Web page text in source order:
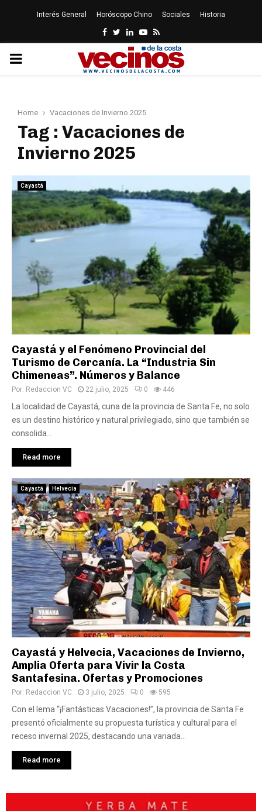
Interés General Horóscopo Chino Sociales Historia
Facebook
Twitter
LinkedinYoutube
Rss
PRIMARY
Home Vacaciones de Invierno 2025
Tag : Vacaciones de
Invierno 2025
Cayastá
Cayastá y el Fenómeno Provincial del
Turismo de Cercanía. La “Industria Sin
Chimeneas”. Números y Balance
Por: Redaccion VC 22 julio, 2025 0 446
La localidad de Cayastá, cuna de la provincia de Santa Fe, no solo
es un destino histórico y natural privilegiado, sino que también se
consolida...
Read more
Cayastá Helvecia
Cayastá y Helvecia, Vacaciones de Invierno,
Amplia Oferta para Vivir la Costa
Santafesina. Ofertas y Promociones
Por: Redaccion VC 3 julio, 2025 0 595
Con el lema “¡Fantásticas Vacaciones!”, la provincia de Santa Fe
presentó oficialmente su propuesta turística y cultural para el
receso invernal 2025, destacando una variada...
Read more